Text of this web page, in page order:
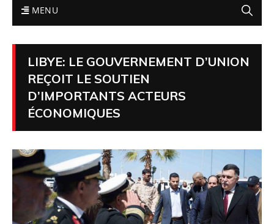
MENU
LIBYE: LE GOUVERNEMENT D’UNION
REÇOIT LE SOUTIEN
D’IMPORTANTS ACTEURS
ÉCONOMIQUES